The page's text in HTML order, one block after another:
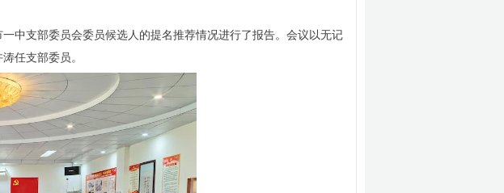
中支部委员会委员候选人的提名推荐情况进行了报告。会议以无记
任支部委员。